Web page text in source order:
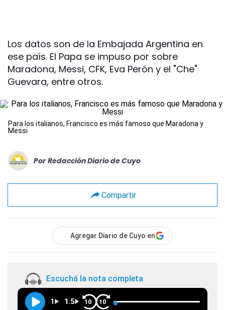
Los datos son de la Embajada Argentina en
ese país. El Papa se impuso por sobre
Maradona, Messi, CFK, Eva Perón y el "Che"
Guevara, entre otros.
Para los italianos, Francisco es más famoso que Maradona y
Messi
Por Redacción Diario de Cuyo
Compartir
Agregar Diario de Cuyo en
Escuchá la nota completa
1 1.5 10 10